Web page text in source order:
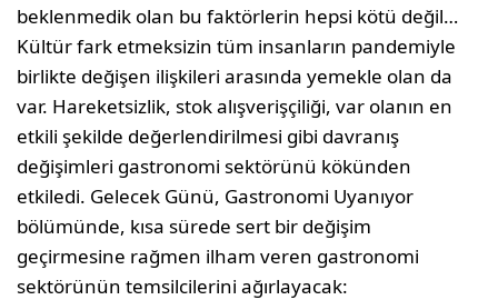
beklenmedik olan bu faktörlerin hepsi kötü değil…
Kültür fark etmeksizin tüm insanların pandemiyle
birlikte değişen ilişkileri arasında yemekle olan da
var. Hareketsizlik, stok alışverişçiliği, var olanın en
etkili şekilde değerlendirilmesi gibi davranış
değişimleri gastronomi sektörünü kökünden
etkiledi. Gelecek Günü, Gastronomi Uyanıyor
bölümünde, kısa sürede sert bir değişim
geçirmesine rağmen ilham veren gastronomi
sektörünün temsilcilerini ağırlayacak: